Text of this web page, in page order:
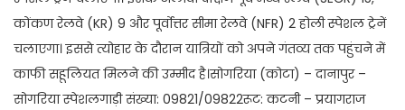
कोंकण रेलवे (KR) 9 और पूर्वोत्तर सीमा रेलवे (NFR) 2 होली स्पेशल ट्रेनें
चलाएगा। इससे त्योहार के दौरान यात्रियों को अपने गंतव्य तक पहुंचने में
काफी सहूलियत मिलने की उम्मीद है।सोगरिया (कोटा) – दानापुर –
सोगरिया स्पेशलगाड़ी संख्या: 09821/09822रूट: कटनी – प्रयागराज